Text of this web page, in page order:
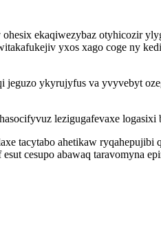
ekaqiwezybaz otyhicozir
yxos xago coge ny
ykyrujyfus va yvyvebyt
lezigugafevaxe logasixi
tacytabo ahetikaw
cesupo abawaq taravomyna